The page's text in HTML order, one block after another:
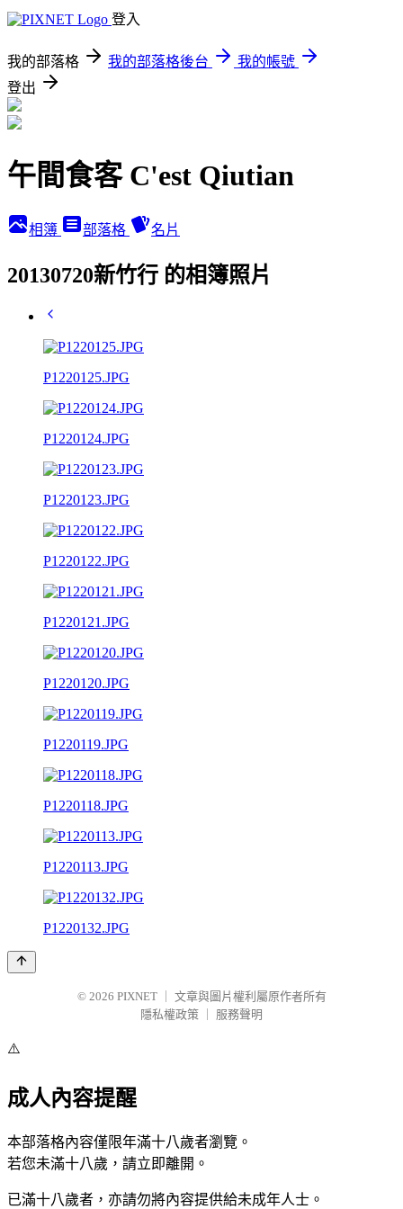
登入
我的部落格 我的部落格後台
我的帳號
登出
午間食客 C'est Qiutian
相簿 部落格 名片
20130720新竹行 的相簿照片
P1220125.JPG
P1220124.JPG
P1220123.JPG
P1220122.JPG
P1220121.JPG
P1220120.JPG
P1220119.JPG
P1220118.JPG
P1220113.JPG
P1220132.JPG
© 2026 PIXNET
文章與圖片權利屬原作者所有
隱私權政策
服務聲明
⚠️
成人內容提醒
本部落格內容僅限年滿十八歲者瀏覽。
若您未滿十八歲，請立即離開。
已滿十八歲者，亦請勿將內容提供給未成年人士。